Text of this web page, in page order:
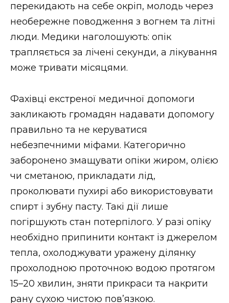
ВІДЕО
перекидають на себе окріп, молодь через
необережне поводження з вогнем та літні
люди. Медики наголошують: опік
трапляється за лічені секунди, а лікування
може тривати місяцями.
Фахівці екстреної медичної допомоги
закликають громадян надавати допомогу
правильно та не керуватися
небезпечними міфами. Категорично
заборонено змащувати опіки жиром, олією
чи сметаною, прикладати лід,
проколювати пухирі або використовувати
спирт і зубну пасту. Такі дії лише
погіршують стан потерпілого. У разі опіку
необхідно припинити контакт із джерелом
тепла, охолоджувати уражену ділянку
прохолодною проточною водою протягом
15–20 хвилин, зняти прикраси та накрити
рану сухою чистою пов’язкою.